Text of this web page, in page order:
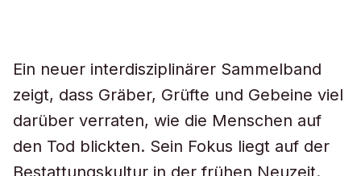
Ein neuer interdisziplinärer Sammelband
zeigt, dass Gräber, Grüfte und Gebeine viel
darüber verraten, wie die Menschen auf
den Tod blickten. Sein Fokus liegt auf der
Bestattungskultur in der frühen Neuzeit.